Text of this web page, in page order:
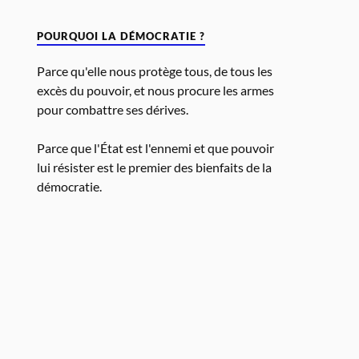
POURQUOI LA DÉMOCRATIE ?
Parce qu'elle nous protège tous, de tous les
excès du pouvoir, et nous procure les armes
pour combattre ses dérives.
Parce que l'État est l'ennemi et que pouvoir
lui résister est le premier des bienfaits de la
démocratie.